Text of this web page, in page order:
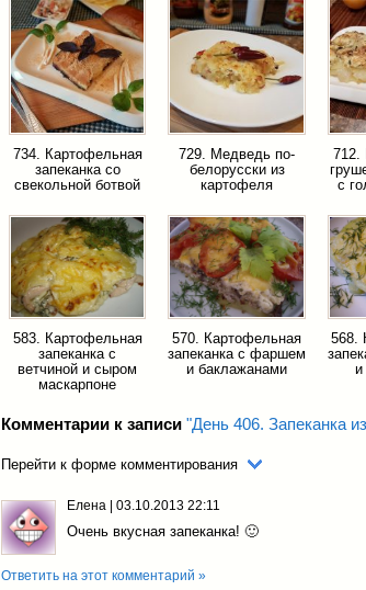
734. Картофельная
запеканка со
свекольной ботвой
729. Медведь по-
белорусски из
картофеля
712.
с
583. Картофельная
запеканка с
ветчиной и сыром
маскарпоне
570. Картофельная
запеканка с фаршем
и баклажанами
568.
и
Комментарии к записи"День 406. Запеканка
Перейти к форме комментирования
Елена |03.10.2013 22:11
Очень вкусная запеканка! 🙂
Ответить на этот комментарий »